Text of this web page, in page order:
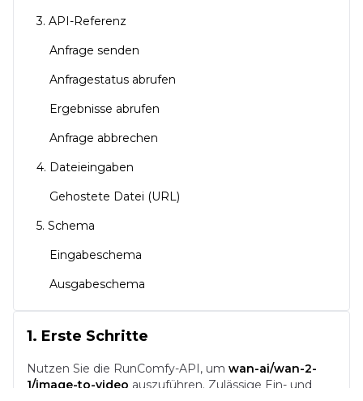
3. API-Referenz
Anfrage senden
Anfragestatus abrufen
Ergebnisse abrufen
Anfrage abbrechen
4. Dateieingaben
Gehostete Datei (URL)
5. Schema
Eingabeschema
Ausgabeschema
1. Erste Schritte
Nutzen Sie die RunComfy-API, um wan-ai/wan-2-
1/image-to-video auszuführen. Zulässige Ein- und